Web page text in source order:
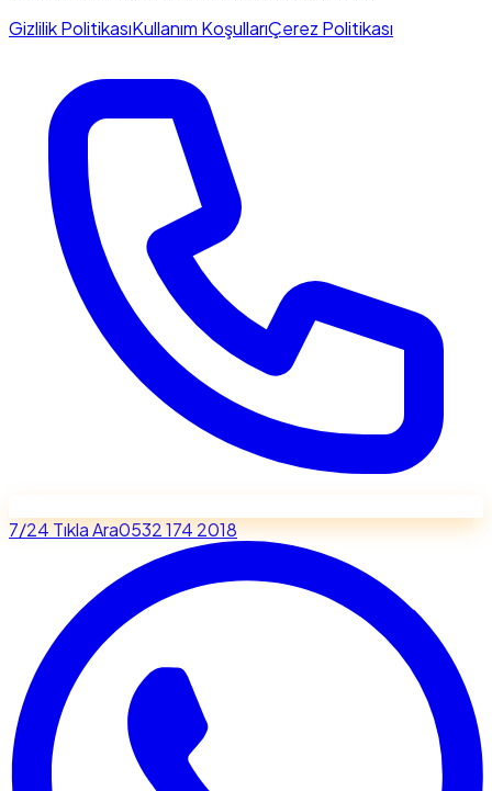
Gizlilik PolitikasıKullanım KoşullarıÇerez Politikası
7/24 Tıkla Ara0532 174 2018